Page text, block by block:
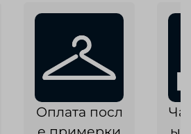
Оплата посл